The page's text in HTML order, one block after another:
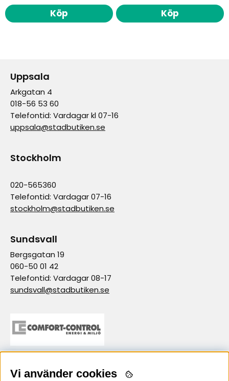
Köp Köp
Uppsala
Arkgatan 4
018-56 53 60
Telefontid: Vardagar kl 07-16
uppsala@stadbutiken.se
Stockholm
020-565360
Telefontid: Vardagar 07-16
stockholm@stadbutiken.se
Sundsvall
Bergsgatan 19
060-50 01 42
Telefontid: Vardagar 08-17
sundsvall@stadbutiken.se
samarbetspartner
Vi använder cookies